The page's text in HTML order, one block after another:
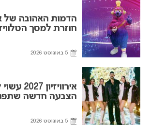
חוזרת למסך
5 באוגוסט 2026
הצבעה חדשה
5 באוגוסט 2026